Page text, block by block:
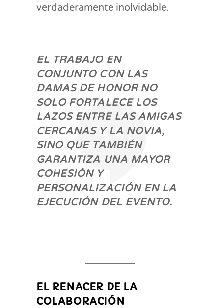
verdaderamente inolvidable.
EL TRABAJO EN
CONJUNTO CON LAS
DAMAS DE HONOR NO
SOLO FORTALECE LOS
LAZOS ENTRE LAS AMIGAS
CERCANAS Y LA NOVIA,
SINO QUE TAMBIÉN
GARANTIZA UNA MAYOR
COHESIÓN Y
PERSONALIZACIÓN EN LA
EJECUCIÓN DEL EVENTO.
EL RENACER DE LA
COLABORACIÓN